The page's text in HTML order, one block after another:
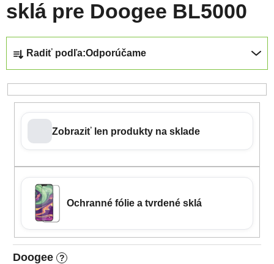
sklá pre Doogee BL5000
Radiť podľa:Odporúčame
Zobraziť len produkty na sklade
Ochranné fólie a tvrdené sklá
Doogee ?